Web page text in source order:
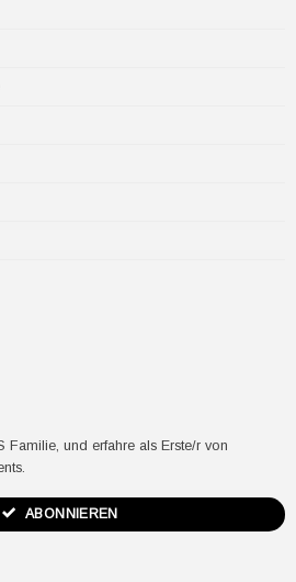
Familie, und erfahre als Erste/r von
ABONNIEREN